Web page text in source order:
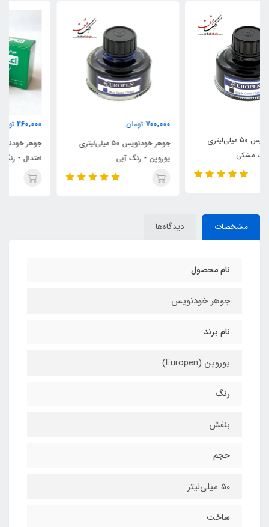
جوهر خودنویس 50 میلی‌لیتری
یوروپن - رنگ آبی
جوهر خودنویس 60 میلی‌لیتری
اعتدال - رنگ سبز
مشخصات دیدگاه‌ها
نام محصول
جوهر خودنویس
نام برند
یوروپن (Europen)
رنگ
بنفش
حجم
50 میلی‌لیتر
ساخت